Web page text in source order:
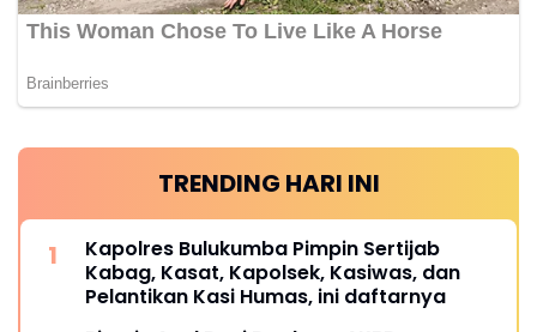
TRENDING HARI INI
Kapolres Bulukumba Pimpin Sertijab
Kabag, Kasat, Kapolsek, Kasiwas, dan
Pelantikan Kasi Humas, ini daftarnya